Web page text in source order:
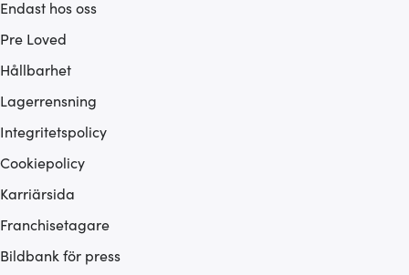
Endast hos oss
Pre Loved
Hållbarhet
Lagerrensning
Integritetspolicy
Cookiepolicy
Karriärsida
Franchisetagare
Bildbank för press